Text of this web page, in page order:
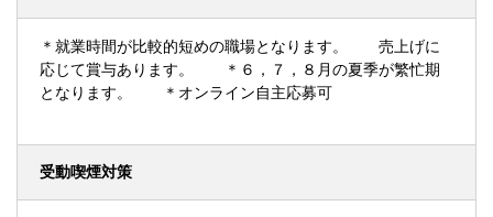
＊就業時間が比較的短めの職場となります。 売上げに
応じて賞与あります。 ＊６，７，８月の夏季が繁忙期
となります。 ＊オンライン自主応募可
受動喫煙対策